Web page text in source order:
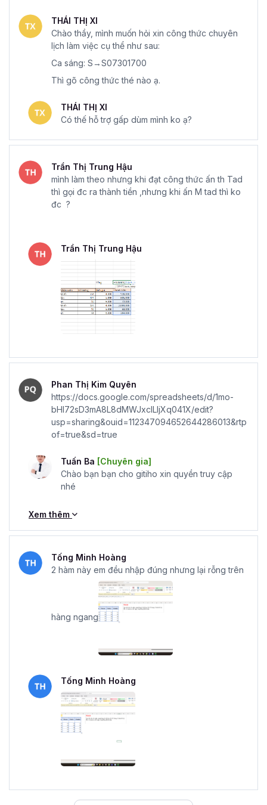
THÁI THỊ XI
Chào thầy, mình muốn hỏi xin công thức chuyên
lịch làm việc cụ thể như sau:
Ca sáng: S→S07301700
Thì gõ công thức thé nào ạ.
THÁI THỊ XI
Có thế hỗ trợ gấp dùm mình ko ạ?
Trần Thị Trung Hậu
mình làm theo nhưng khi đạt công thức ấn th Tad
thì gọi đc ra thành tiền ,nhưng khi ấn M tad thì ko
đc ?
Trần Thị Trung Hậu
Phan Thị Kim Quyên
https://docs.google.com/spreadsheets/d/1mo-
bHI72sD3mA8L8dMWJxclLIjXq041X/edit?
usp=sharing&ouid=112347094652644286013&rtp
of=true&sd=true
Tuấn Ba [Chuyên gia]
Chào bạn bạn cho gitiho xin quyền truy cập
nhé
Xem thêm
Tống Minh Hoàng
2 hàm này em đều nhập đúng nhưng lại rỗng trên
hàng ngang
Tống Minh Hoàng